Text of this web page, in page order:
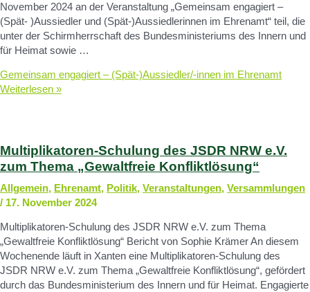
November 2024 an der Veranstaltung „Gemeinsam engagiert –
(Spät- )Aussiedler und (Spät-)Aussiedlerinnen im Ehrenamt“ teil, die
unter der Schirmherrschaft des Bundesministeriums des Innern und
für Heimat sowie …
Gemeinsam engagiert – (Spät-)Aussiedler/-innen im Ehrenamt
Weiterlesen »
Multiplikatoren-Schulung des JSDR NRW e.V.
zum Thema „Gewaltfreie Konfliktlösung“
Allgemein, Ehrenamt, Politik, Veranstaltungen, Versammlungen
/ 17. November 2024
Multiplikatoren-Schulung des JSDR NRW e.V. zum Thema
„Gewaltfreie Konfliktlösung“ Bericht von Sophie Krämer An diesem
Wochenende läuft in Xanten eine Multiplikatoren-Schulung des
JSDR NRW e.V. zum Thema „Gewaltfreie Konfliktlösung“, gefördert
durch das Bundesministerium des Innern und für Heimat. Engagierte